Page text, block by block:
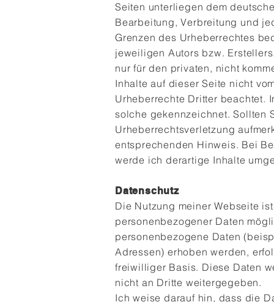
Seiten unterliegen dem
Bearbeitung, Verbreitung und
Grenzen des Urheberrechtes
jeweiligen Autors bzw.
nur für den privaten, nicht
Inhalte auf dieser Seite nicht
Urheberrechte Dritter beachtet.
solche gekennzeichnet. Sollten
Urheberrechtsverletzung
entsprechenden Hinweis. Bei
werde ich derartige Inhalte
Datenschutz
Die Nutzung meiner Webseite
personenbezogener Daten
personenbezogene Daten
Adressen) erhoben werden,
freiwilliger Basis. Diese Daten
nicht an Dritte weitergegeben.
Ich weise darauf hin, dass die